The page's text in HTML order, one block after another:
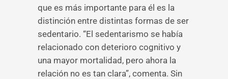
que es más importante para él es la
distinción entre distintas formas de ser
sedentario. “El sedentarismo se había
relacionado con deterioro cognitivo y
una mayor mortalidad, pero ahora la
relación no es tan clara”, comenta. Sin